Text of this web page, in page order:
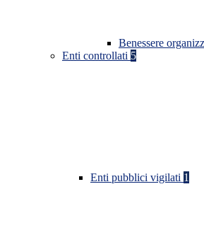
Benessere
Enti controllati 5
Enti pubblici vigilati 1